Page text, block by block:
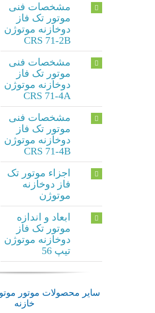
مشخصات فنی
موتور تک فاز
دوخازنه موتوژن
CRS 71-2B
مشخصات فنی
موتور تک فاز
دوخازنه موتوژن
CRS 71-4A
مشخصات فنی
موتور تک فاز
دوخازنه موتوژن
CRS 71-4B
اجزاء موتور تک
فاز دوخازنه
موتوژن
ابعاد و اندازه
موتور تک فاز
دوخازنه موتوژن
سایر محصولات موتور موتوژن تک